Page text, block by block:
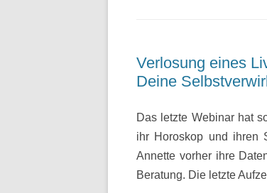
Verlosung eines
Deine
Das letzte Webinar hat
ihr Horoskop und ihren
Annette vorher ihre
Beratung. Die letzte